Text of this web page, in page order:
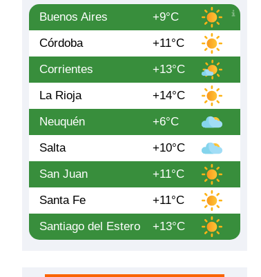
Buenos Aires
+9°C
Córdoba
+11°C
Corrientes
+13°C
La Rioja
+14°C
Neuquén
+6°C
Salta
+10°C
San Juan
+11°C
Santa Fe
+11°C
Santiago del Estero
+13°C